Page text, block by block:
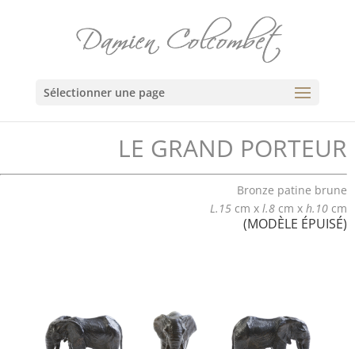
Sélectionner une page
LE GRAND PORTEUR
Bronze patine brune
L.15 cm x l.8 cm x h.10 cm
(MODÈLE ÉPUISÉ)